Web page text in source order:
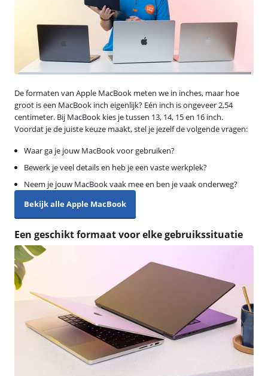
De formaten van Apple MacBook meten we in inches, maar hoe
groot is een MacBook inch eigenlijk? Eén inch is ongeveer 2,54
centimeter. Bij MacBook kies je tussen 13, 14, 15 en 16 inch.
Voordat je de juiste keuze maakt, stel je jezelf de volgende vragen:
Waar ga je jouw MacBook voor gebruiken?
Bewerk je veel details en heb je een vaste werkplek?
Neem je jouw MacBook vaak mee en ben je vaak onderweg?
Bekijk alle Apple MacBook
Een geschikt formaat voor elke gebruikssituatie